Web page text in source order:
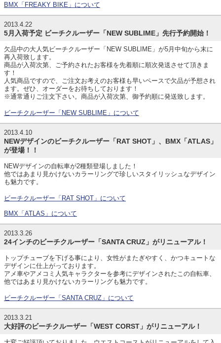
BMX「FREAKY BIKE」について
2013.4.22
5月入荷予定 ビーチクルーザー「NEW SUBLIME」先行予約開始！
欠品中の大人気ビーチクルーザー「NEW SUBLIME」が5月中旬から末に
再入荷致します。
商品が入荷次第、ご予約されたお客様を先着順に順次発送させて頂きま
す！
人気商品ですので、ご注文お考えのお客様も早いペースで欠品が予想され
ます。ぜひ、オーダーをお待ちしております！
※通常通りご注文下さい。商品が入荷次第、御予約順に発送致します。
ビーチクルーザー「NEW SUBLIME」について
2013.4.10
NEWデザインのビーチクルーザー「RAT SHOT」、BMX「ATLAS」
が登場！！
NEWデザインの自転車が2種類登場しました！
他ではあまり見かけないカラーリングで珍しいスタイリッシュなデザイン
も魅力です。
ビーチクルーザー「RAT SHOT」について
BMX「ATLAS」について
2013.3.26
24インチのビーチクルーザー「SANTA CRUZ」がリニューアル！
トップチューブを下げる事により、女性がまたぎやすく、かつキュートな
デザインに仕上がっております。
アメ車やアメコミ人気キャラクターを参考にデザインされたこの自転車、
他ではあまり見かけないカラーリングも魅力です。
ビーチクルーザー「SANTA CRUZ」について
2013.3.21
大好評のビーチクルーザー「WEST CORST」がリニューアル！